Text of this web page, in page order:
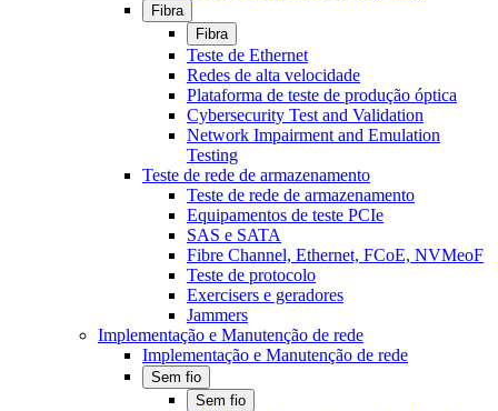
Fibra
Fibra
Teste de Ethernet
Redes de alta velocidade
Plataforma de teste de produção óptica
Cybersecurity Test and Validation
Network Impairment and Emulation
Testing
Teste de rede de armazenamento
Teste de rede de armazenamento
Equipamentos de teste PCIe
SAS e SATA
Fibre Channel, Ethernet, FCoE, NVMeoF
Teste de protocolo
Exercisers e geradores
Jammers
Implementação e Manutenção de rede
Implementação e Manutenção de rede
Sem fio
Sem fio